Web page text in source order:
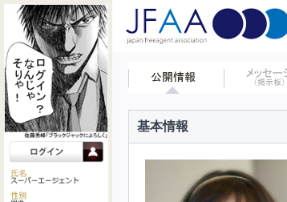
基本情報